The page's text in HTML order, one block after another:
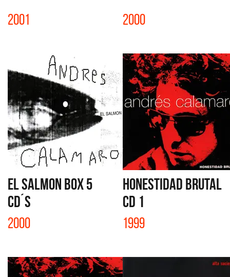
2001 2000
EL SALMON BOX 5
CD´S
2000
HONESTIDAD BRUTAL
CD 1
1999